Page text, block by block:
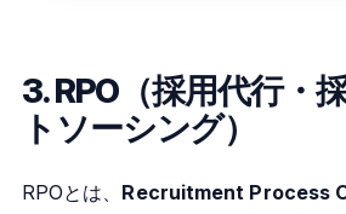
3. RPO（採用代行・
トソーシング）
RPOとは、 Recruitment Process